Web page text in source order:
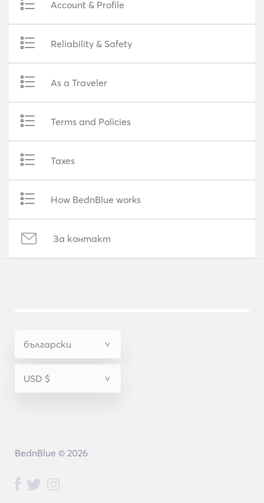
Account & Profile
Reliability & Safety
As a Traveler
Terms and Policies
Taxes
How BednBlue works
За контакт
BednBlue © 2026